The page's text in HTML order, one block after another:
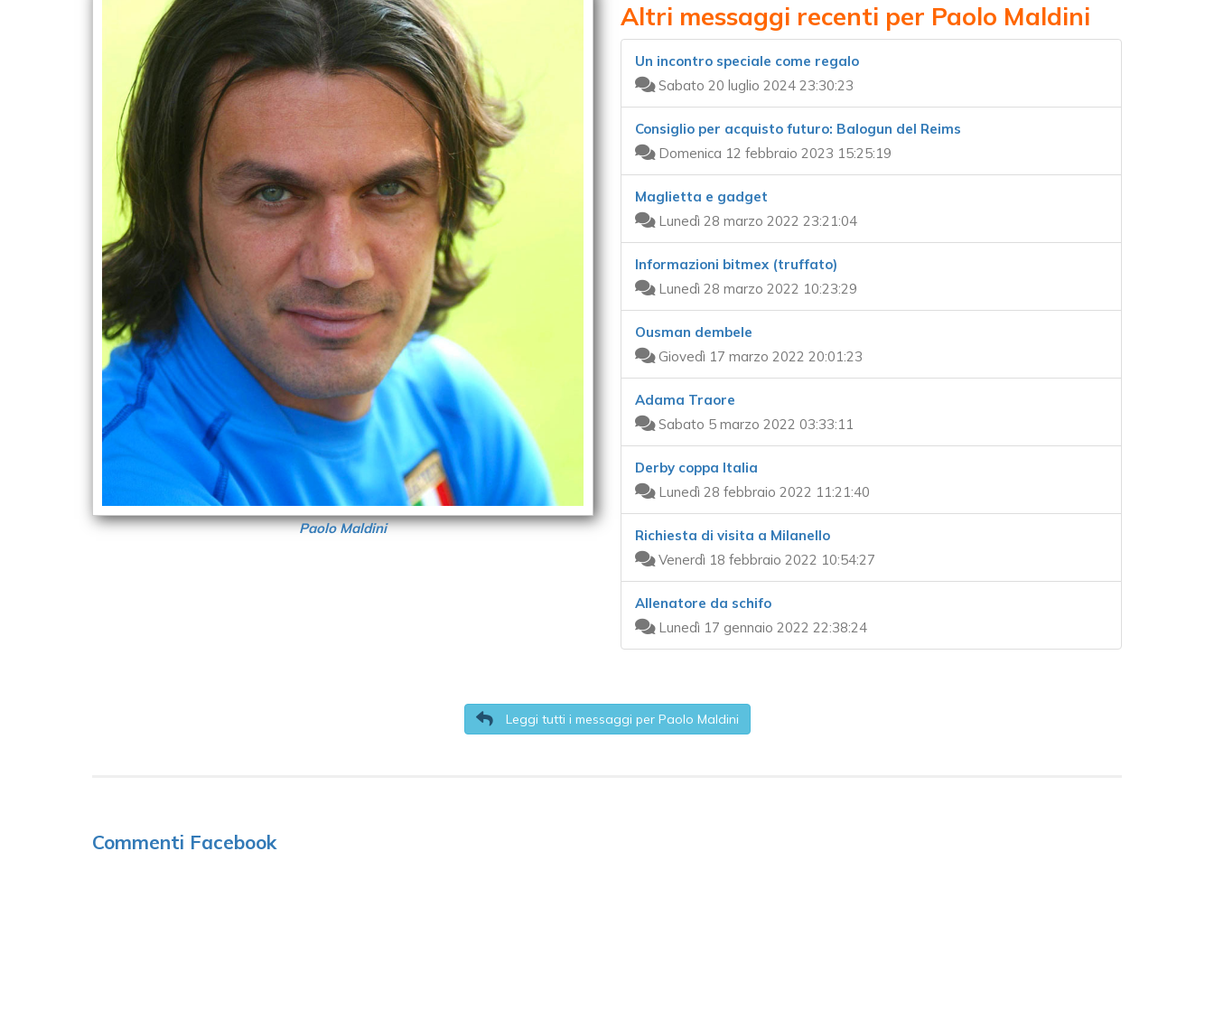
Paolo Maldini
Altri messaggi recenti per Paolo Maldini
Un incontro speciale come regalo
Sabato 20 luglio 2024 23:30:23
Consiglio per acquisto futuro: Balogun del Reims
Domenica 12 febbraio 2023 15:25:19
Maglietta e gadget
Lunedì 28 marzo 2022 23:21:04
Informazioni bitmex (truffato)
Lunedì 28 marzo 2022 10:23:29
Ousman dembele
Giovedì 17 marzo 2022 20:01:23
Adama Traore
Sabato 5 marzo 2022 03:33:11
Derby coppa Italia
Lunedì 28 febbraio 2022 11:21:40
Richiesta di visita a Milanello
Venerdì 18 febbraio 2022 10:54:27
Allenatore da schifo
Lunedì 17 gennaio 2022 22:38:24
Leggi tutti i messaggi per Paolo Maldini
Commenti Facebook